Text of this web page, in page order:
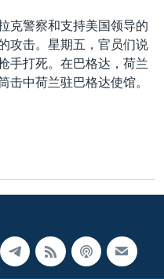
克警察和支持美国领导的
攻击。星期五，官员们说
手打死。在巴格达，荷兰
击中荷兰驻巴格达使馆。